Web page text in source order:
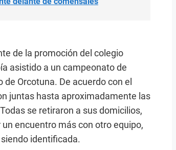
de la promoción del colegio
asistido a un campeonato de
Orcotuna. De acuerdo con el
juntas hasta aproximadamente las
se retiraron a sus domicilios,
encuentro más con otro equipo,
identificada.